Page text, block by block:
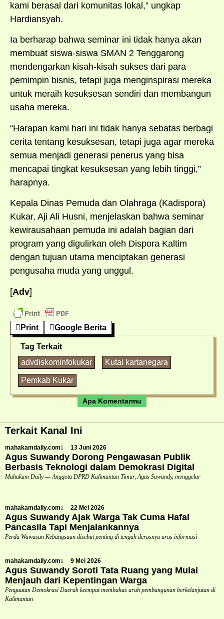
kami berasal dari komunitas lokal,” ungkap
Hardiansyah.
Ia berharap bahwa seminar ini tidak hanya akan
membuat siswa-siswa SMAN 2 Tenggarong
mendengarkan kisah-kisah sukses dari para
pemimpin bisnis, tetapi juga menginspirasi mereka
untuk meraih kesuksesan sendiri dan membangun
usaha mereka.
“Harapan kami hari ini tidak hanya sebatas berbagi
cerita tentang kesuksesan, tetapi juga agar mereka
semua menjadi generasi penerus yang bisa
mencapai tingkat kesuksesan yang lebih tinggi,”
harapnya.
Kepala Dinas Pemuda dan Olahraga (Kadispora)
Kukar, Aji Ali Husni, menjelaskan bahwa seminar
kewirausahaan pemuda ini adalah bagian dari
program yang digulirkan oleh Dispora Kaltim
dengan tujuan utama menciptakan generasi
pengusaha muda yang unggul.
[Adv]
Print Google Berita
Tag Terkait
advdiskominfokukar
Kutai kartanegara
Pemkab Kukar
Apa Komentarmu
Terkait Kanal Ini
mahakamdaily.com 13 Juni 2026
Agus Suwandy Dorong Pengawasan Publik
Berbasis Teknologi dalam Demokrasi Digital
Mahakam Daily — Anggota DPRD Kalimantan Timur, Agus Suwandy, menggelar
mahakamdaily.com 22 Mei 2026
Agus Suwandy Ajak Warga Tak Cuma Hafal
Pancasila Tapi Menjalankannya
Perda Wawasan Kebangsaan disebut penting di tengah derasnya arus informasi
mahakamdaily.com 9 Mei 2026
Agus Suwandy Soroti Tata Ruang yang Mulai
Menjauh dari Kepentingan Warga
Penguatan Demokrasi Daerah keempat membahas arah pembangunan berkelanjutan di
Kalimantan